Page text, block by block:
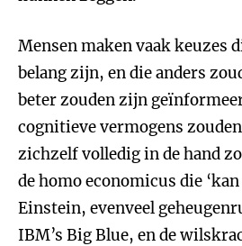
Mensen maken vaak keuzes
belang zijn, en die anders
beter zouden zijn
cognitieve vermogens
zichzelf volledig in de hand
de homo economicus die
Einstein, evenveel
IBM’s Big Blue, en de